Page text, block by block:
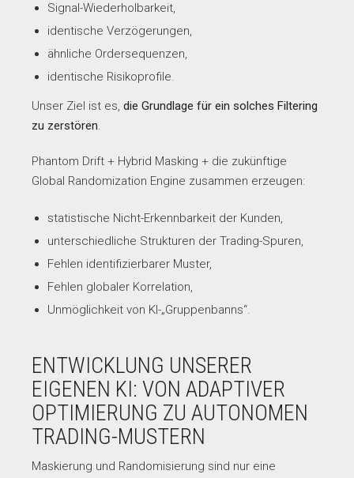
Signal-Wiederholbarkeit,
identische Verzögerungen,
ähnliche Ordersequenzen,
identische Risikoprofile.
Unser Ziel ist es, die Grundlage für ein solches Filtering
zu zerstören.
Phantom Drift + Hybrid Masking + die zukünftige
Global Randomization Engine zusammen erzeugen:
statistische Nicht-Erkennbarkeit der Kunden,
unterschiedliche Strukturen der Trading-Spuren,
Fehlen identifizierbarer Muster,
Fehlen globaler Korrelation,
Unmöglichkeit von KI-„Gruppenbanns“.
ENTWICKLUNG UNSERER
EIGENEN KI: VON ADAPTIVER
OPTIMIERUNG ZU AUTONOMEN
TRADING-MUSTERN
Maskierung und Randomisierung sind nur eine